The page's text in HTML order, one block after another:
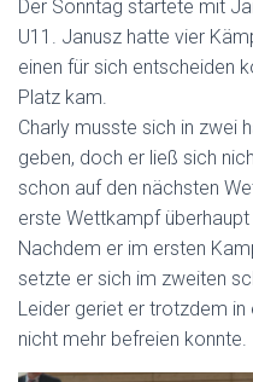
Der Sonntag startete mit
U11. Janusz hatte vier
einen für sich entscheiden
Platz kam.
Charly musste sich in zwei
geben, doch er ließ sich
schon auf den nächsten
erste Wettkampf
Nachdem er im ersten
setzte er sich im zweiten
Leider geriet er trotzdem in
nicht mehr befreien konnte.